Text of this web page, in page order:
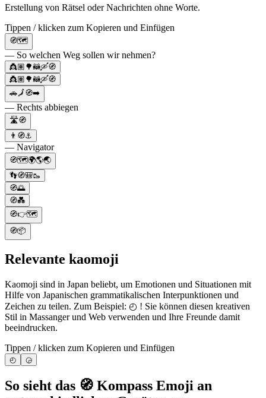
Erstellung von Rätsel oder Nachrichten ohne Worte.
Tippen / klicken zum Kopieren und Einfügen
🧭🗺️
— So welchen Weg sollen wir nehmen?
👸🏽🌳🦝🛶🧭
👸🏽🌳🦝🛶🧭
🚗🗾🧭➡️
— Rechts abbiegen
🛣️🧭
👨🧭⚓
— Navigator
🧭🗺️🌍🌎🌏
👣🧭🎒🥾
🧭🌅
🧭💑
🧭👉🗺️
🧭📦
Relevante kaomoji
Kaomoji sind in Japan beliebt, um Emotionen und Situationen mit
Hilfe von Japanischen grammatikalischen Interpunktionen und
Zeichen zu teilen. Zum Beispiel: ◴ ! Sie können diesen kreativen
Stil in Massanger und Web verwenden und Ihre Freunde damit
beeindrucken.
Tippen / klicken zum Kopieren und Einfügen
◴ ◶
So sieht das 🧭 Kompass Emoji an